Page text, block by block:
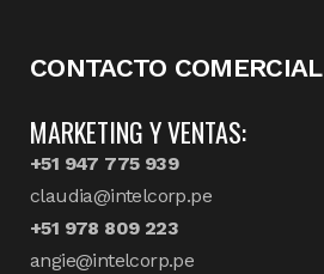
CONTACTO COMERCIAL
MARKETING Y VENTAS:
+51 947 775 939
claudia@intelcorp.pe
+51 978 809 223
angie@intelcorp.pe